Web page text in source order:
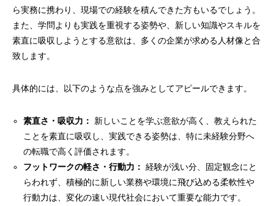
ら実務に携わり、現場での経験を積んできた方もいるでしょう。
また、学問よりも実践を重視する姿勢や、新しい知識やスキルを
素直に吸収しようとする意欲は、多くの企業が求める人材像と合
致します。
具体的には、以下のような点を強みとしてアピールできます。
素直さ・吸収力：
新しいことを学ぶ意欲が高く、教えられた
ことを素直に吸収し、実践できる姿勢は、特に未経験分野へ
の転職で高く評価されます。
フットワークの軽さ・行動力： 経験が浅い分、固定観念にと
らわれず、積極的に新しい業務や環境に飛び込める柔軟性や
行動力は、変化の速い現代社会において重要な能力です。